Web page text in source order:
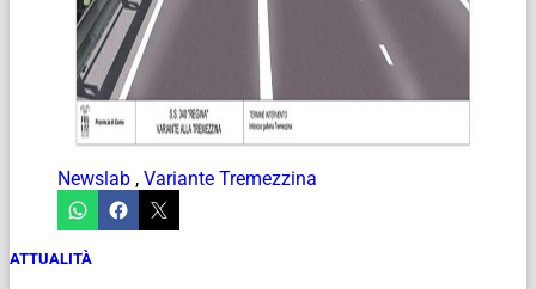
Newslab , Variante Tremezzina
ATTUALITÀ